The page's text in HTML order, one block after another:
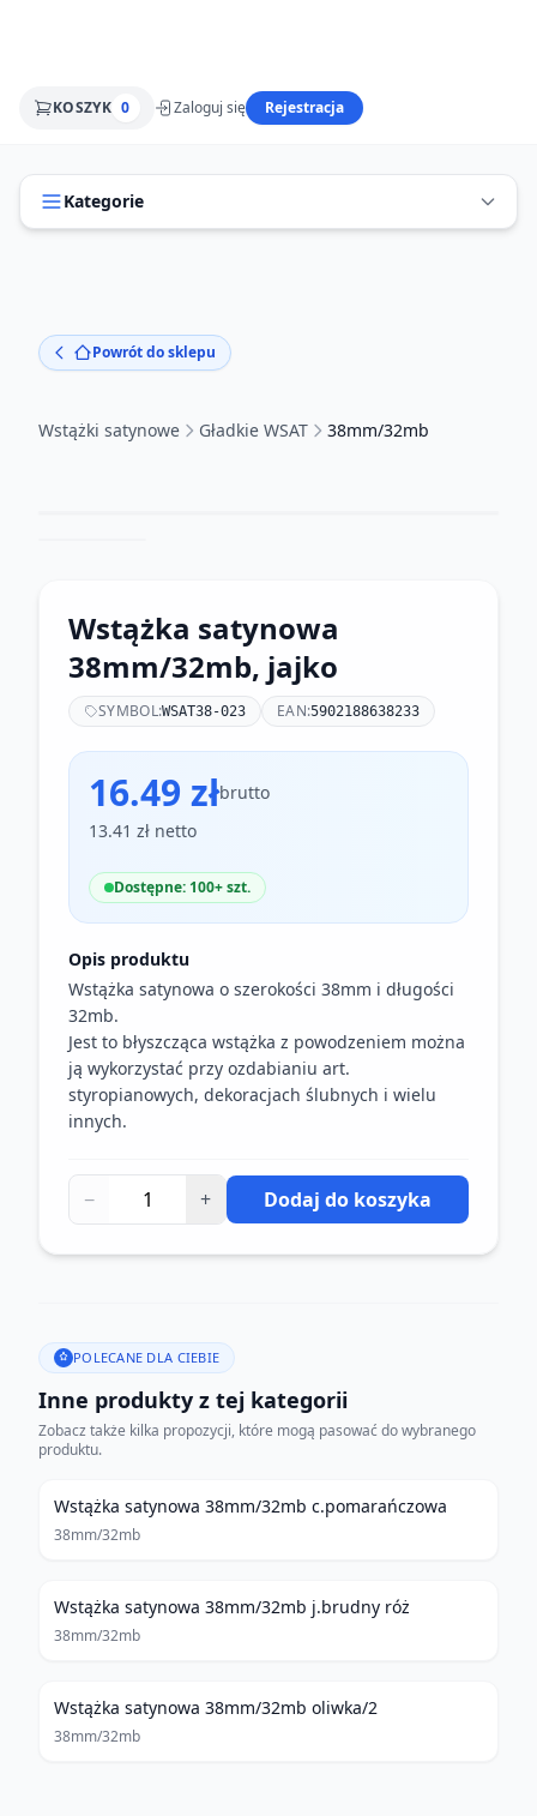
KOSZYK 0 Zaloguj się Rejestracja
Kategorie
Powrót do sklepu
Wstążki satynowe Gładkie WSAT 38mm/32mb
Wstążka satynowa
38mm/32mb, jajko
SYMBOL:WSAT38-023 EAN:5902188638233
16.49 złbrutto
13.41 zł netto
Dostępne: 100+ szt.
Opis produktu
Wstążka satynowa o szerokości 38mm i długości
32mb.
Jest to błyszcząca wstążka z powodzeniem można
ją wykorzystać przy ozdabianiu art.
styropianowych, dekoracjach ślubnych i wielu
innych.
− + Dodaj do koszyka
POLECANE DLA CIEBIE
Inne produkty z tej kategorii
Zobacz także kilka propozycji, które mogą pasować do wybranego
produktu.
Wstążka satynowa 38mm/32mb c.pomarańczowa
38mm/32mb
Wstążka satynowa 38mm/32mb j.brudny róż
38mm/32mb
Wstążka satynowa 38mm/32mb oliwka/2
38mm/32mb